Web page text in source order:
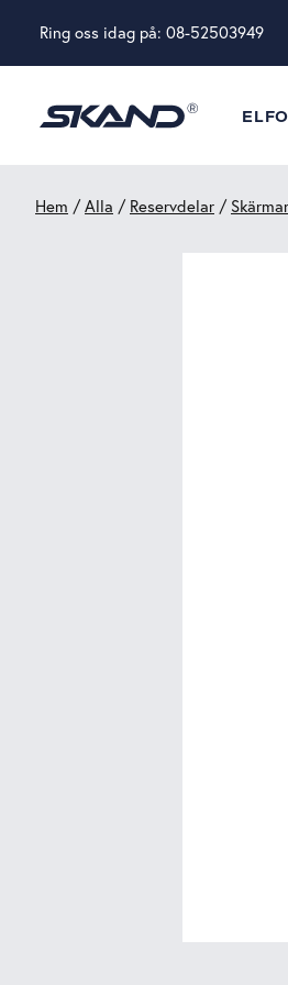
Ring oss idag på: 08-52503949
Hem /Alla / Reservdelar /